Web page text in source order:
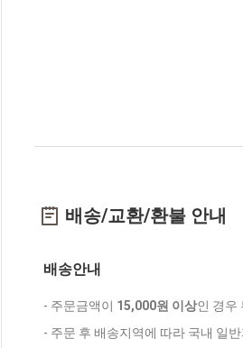
배송/교환/환불 안내
배송안내
- 주문금액이 15,000원 이상인 경우
- 주문 후 배송지역에 따라 국내 일